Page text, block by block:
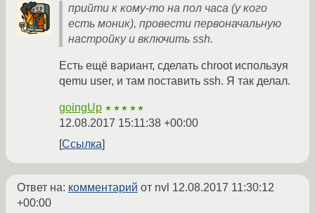
прийти к кому-то на пол часа (у кого
есть моник), провести первоначальную
настройку и включить ssh.
Есть ещё вариант, сделать chroot используя
qemu user, и там поставить ssh. Я так делал.
goingUp ★★★★★
12.08.2017 15:11:38 +00:00
Ссылка
Ответ на: комментарий от nvl 12.08.2017 11:30:12
+00:00